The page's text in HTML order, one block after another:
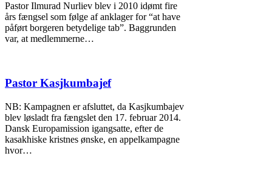
Pastor Ilmurad Nurliev blev i 2010 idømt fire
års fængsel som følge af anklager for “at have
påført borgeren betydelige tab”. Baggrunden
var, at medlemmerne…
Pastor Kasjkumbajef
NB: Kampagnen er afsluttet, da Kasjkumbajev
blev løsladt fra fængslet den 17. februar 2014.
Dansk Europamission igangsatte, efter de
kasakhiske kristnes ønske, en appelkampagne
hvor…